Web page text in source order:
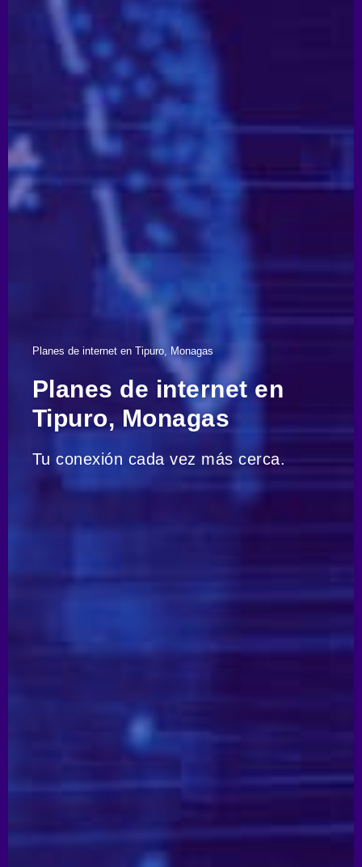
Planes de internet en Tipuro, Monagas
Planes de internet en
Tipuro, Monagas
Tu conexión cada vez más cerca.